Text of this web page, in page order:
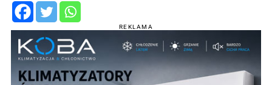
REKLAMA